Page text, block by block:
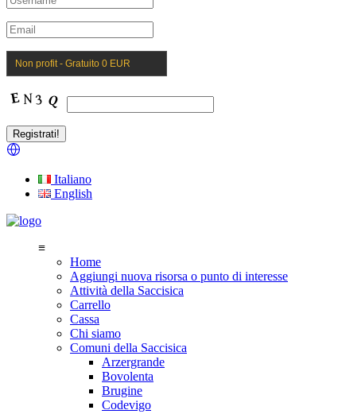
Non profit - Gratuito 0 EUR
Italiano
English
≡
Home
Aggiungi nuova risorsa o punto di interesse
Attività della Saccisica
Carrello
Cassa
Chi siamo
Comuni della Saccisica
Arzergrande
Bovolenta
Brugine
Codevigo